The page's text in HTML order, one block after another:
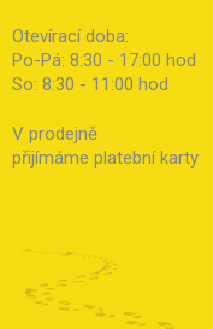
Otevírací doba:
Po-Pá: 8:30 - 17:00 hod
So: 8:30 - 11:00 hod
V prodejně
přijímáme platební karty